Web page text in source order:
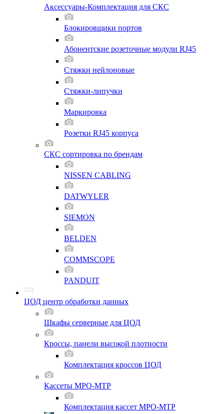
Аксессуары-Комплектация для СКС
Блокировщики портов
Абонентские розеточные модули RJ45
Стяжки нейлоновые
Стяжки-липучки
Маркировка
Розетки RJ45 корпуса
СКС сортировка по брендам
NISSEN CABLING
DATWYLER
SIEMON
BELDEN
COMMSCOPE
PANDUIT
ЦОД центр обработки данных
Шкафы серверные для ЦОД
Кроссы, панели высокой плотности
Комплектация кроссов ЦОД
Кассеты MPO-MTP
Комплектация кассет MPO-MTP